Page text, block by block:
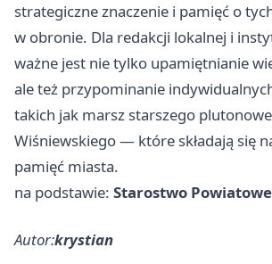
strategiczne znaczenie i pamięć o
w obronie. Dla redakcji lokalnej i
ważne jest nie tylko upamiętnianie
ale też przypominanie
takich jak marsz starszego
Wiśniewskiego — które składają się
pamięć miasta.
na podstawie: Starostwo
Autor:krystian